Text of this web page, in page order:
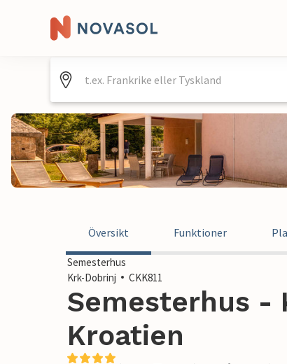
Översikt Funktioner
Semesterhus
Krk-Dobrinj
CKK811
Semesterhus -
Kroatien